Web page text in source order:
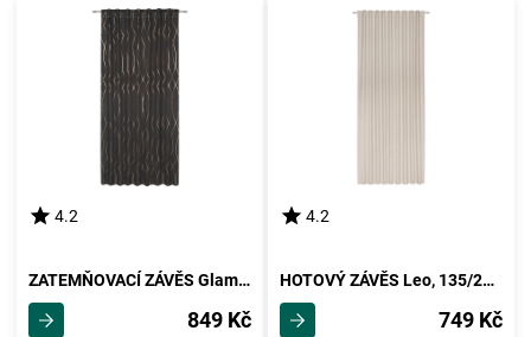
4.2
ZATEMŇOVACÍ ZÁVĚS Glamour, 140/245 Cm
849 Kč
4.2
HOTOVÝ ZÁVĚS Leo, 135/255cm, Písková
749 Kč